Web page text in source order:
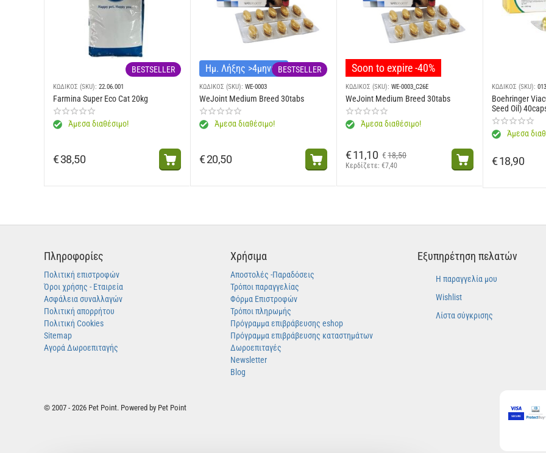
BESTSELLER
ΚΩΔΙΚΟΣ (SKU): 22.06.001
Farmina Super Eco Cat 20kg
Άμεσα διαθέσιμο!
€38,50
Ημ. Λήξης >4μηνώνBESTSELLER
ΚΩΔΙΚΟΣ (SKU): WE-0003
WeJoint Medium Breed 30tabs
Άμεσα διαθέσιμο!
€20,50
Soon to expire -40%
ΚΩΔΙΚΟΣ (SKU): WE-0003_C26E
WeJoint Medium Breed 30tabs
Άμεσα διαθέσιμο!
€ 18,50
€11,10
Κερδίζετε: €7,40
ΚΩΔΙΚΟΣ (SKU):
Boehringer
Seed Oil)
Άμεσα
€18,90
Πληροφορίες
Πολιτική επιστροφών
Όροι χρήσης - Εταιρεία
Ασφάλεια συναλλαγών
Πολιτική απορρήτου
Πολιτική Cookies
Sitemap
Αγορά Δωροεπιταγής
Χρήσιμα
Αποστολές -Παραδόσεις
Τρόποι παραγγελίας
Φόρμα Επιστροφών
Τρόποι πληρωμής
Πρόγραμμα επιβράβευσης eshop
Πρόγραμμα επιβράβευσης καταστημάτων
Δωροεπιταγές
Newsletter
Blog
Εξυπηρέτηση πελατών
Η παραγγελία μου
Wishlist
Λίστα σύγκρισης
© 2007 - 2026 Pet Point. Powered by Pet Point